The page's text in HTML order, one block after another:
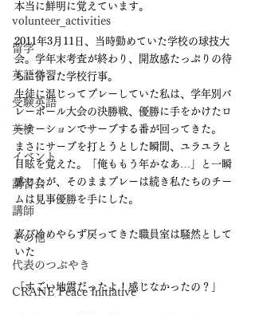
volunteer_activities
留学
英語学習
受験英語
英検
イベント
講習会
講師
その他
代表のつぶやき
CRANE Peace Initiative
本当に鮮明に覚えています。
2011年3月11日、当時勤めていた学校の球技大
会。学年末考査が終わり、開放感たっぷりの待
ちに待った学校行事。
生徒に混じってプレーしていた私は、学年別バ
レーボール大会の決勝戦、優勝に手をかけたロ
ーテーションでサーブする番が回ってきた。
まさにサーブを打とうとした瞬間、ユラユラと
目眩を覚えた。「俺ももう年かなあ…」と一瞬
感じたが、そのままプレーは続き私たちのチー
ムは見事優勝を手にした。
喜び冷めやらず戻ってきた職員室は騒然として
いた
「すごい地震だったよ！感じなかったの？」